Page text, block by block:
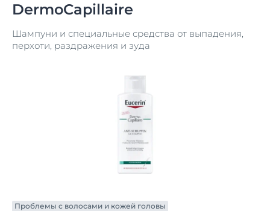
DermoCapillaire
Шампуни и специальные средства от выпадения,
перхоти, раздражения и зуда
Проблемы с волосами и кожей головы